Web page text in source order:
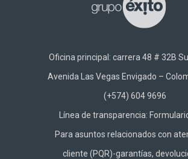
Oficina principal: carrera 48 # 32B
Avenida Las Vegas Envigado –
(+574) 604 9696
Línea de transparencia:
Para asuntos relacionados con
cliente (PQR)-garantías,